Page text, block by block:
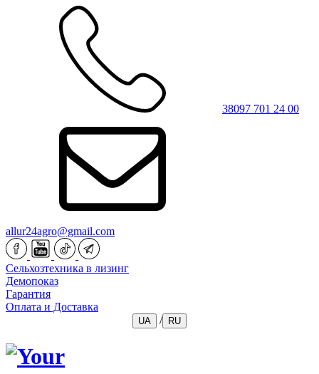
38097 701 24 00
allur24agro@gmail.com
Сельхозтехника в лизинг
Демопоказ
Гарантия
Оплата и Доставка
UA / RU